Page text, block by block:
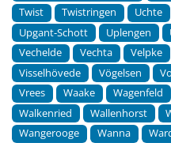
Twist
Twistringen Uchte
Upgant-Schott
Uplengen
Vechelde
Vechta Velpke
Visselhövede
Vögelsen
Vrees
Waake Wagenfeld
Walkenried
Wallenhorst
Wangerooge
Wanna